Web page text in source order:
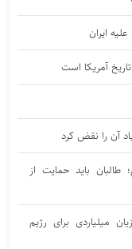
ایران
آمریکا است
آن را نقض کرد
طالبان باید حمایت از
میلیاردی برای رژیم